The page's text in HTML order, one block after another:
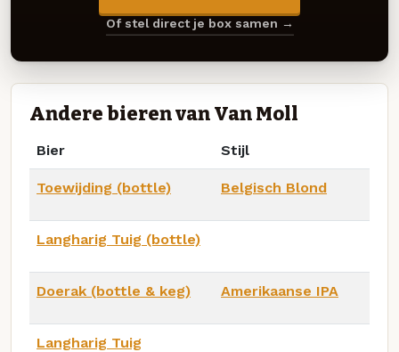
Of stel direct je box samen →
Andere bieren van Van Moll
Bier Stijl
Toewijding (bottle) Belgisch Blond
Langharig Tuig (bottle)
Doerak (bottle & keg) Amerikaanse IPA
Langharig Tuig